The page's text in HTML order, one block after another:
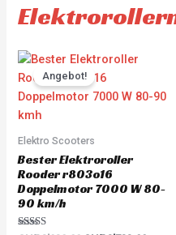
Angebot!
Elektro Scooters
Bester Elektroroller
Rooder r803o16
Doppelmotor 7000 W 80-
90 km/h
Original
price
was:
CHF 3'930.00.CHF